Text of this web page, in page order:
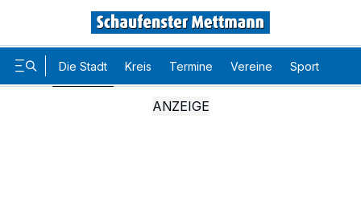
Die Stadt Kreis Termine Vereine Sport